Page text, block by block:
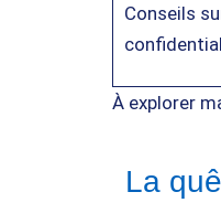
Conseils
À explorer
La